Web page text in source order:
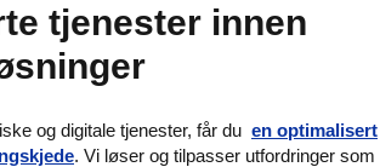
tjenester innen
og digitale tjenester, får du en optimalisert
. Vi løser og tilpasser utfordringer som